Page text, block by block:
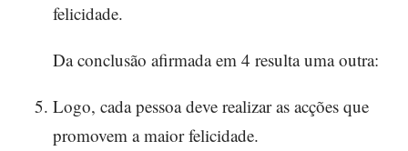
felicidade.
Da conclusão afirmada em 4 resulta uma outra:
Logo, cada pessoa deve realizar as acções que
promovem a maior felicidade.